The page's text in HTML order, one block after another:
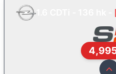
1.6 CDTi - 136 hk